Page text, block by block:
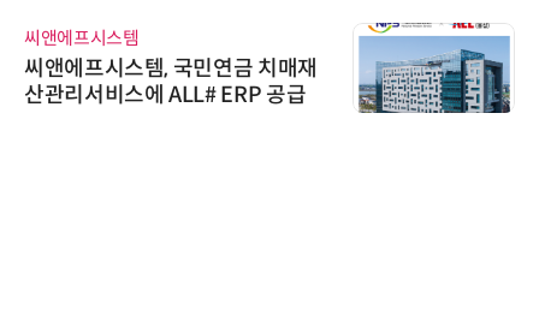
씨앤에프시스템
씨앤에프시스템, 국민연금 치매재
산관리서비스에 ALL# ERP 공급